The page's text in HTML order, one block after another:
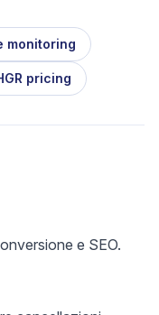
monitoring
pricing
e SEO.